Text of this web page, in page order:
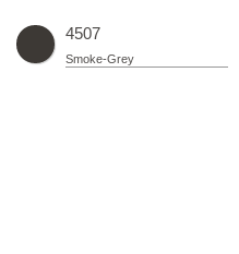
4507
Smoke-Grey